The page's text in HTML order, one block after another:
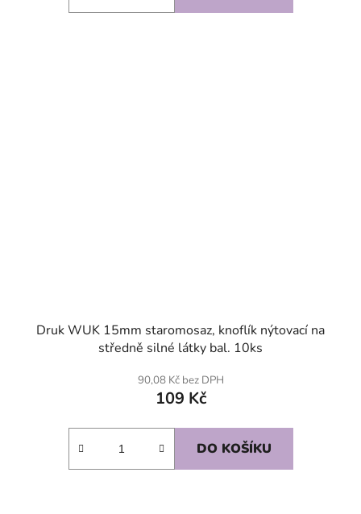
Druk WUK 15mm staromosaz, knoflík nýtovací na
středně silné látky bal. 10ks
90,08 Kč bez DPH
109 Kč
DO KOŠÍKU